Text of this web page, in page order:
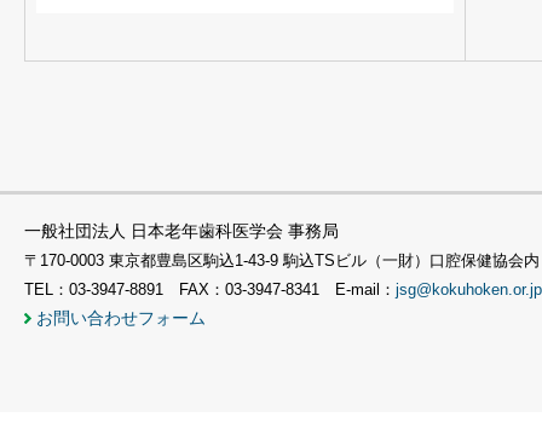
一般社団法人 日本老年歯科医学会 事務局
〒170-0003 東京都豊島区駒込1-43-9 駒込TSビル（一財）口腔保健協会内
TEL：03-3947-8891 FAX：03-3947-8341 E-mail： jsg@kokuhoken.or.jp
お問い合わせフォーム